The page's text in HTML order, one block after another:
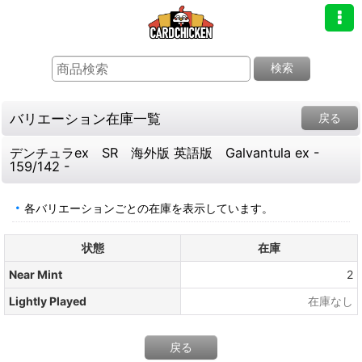
検索
バリエーション在庫一覧 戻る
デンチュラex SR 海外版 英語版 Galvantula ex -
159/142 -
各バリエーションごとの在庫を表示しています。
状態
在庫
Near Mint
2
Lightly Played
在庫なし
戻る